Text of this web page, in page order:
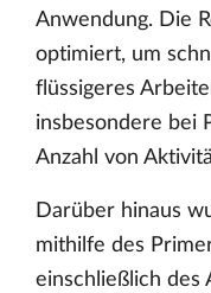
Anwendung. Die
optimiert, um
flüssigeres
insbesondere bei
Anzahl von
Darüber hinaus
mithilfe des
einschließlich des